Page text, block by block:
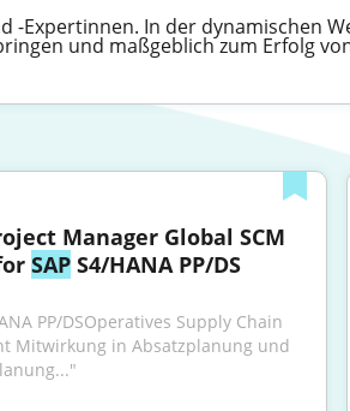
-Expertinnen. In der dynamischen
und maßgeblich zum Erfolg
Manager Global SCM
SAP S4/HANA PP/DS
PP/DSOperatives Supply Chain
Mitwirkung in Absatzplanung und